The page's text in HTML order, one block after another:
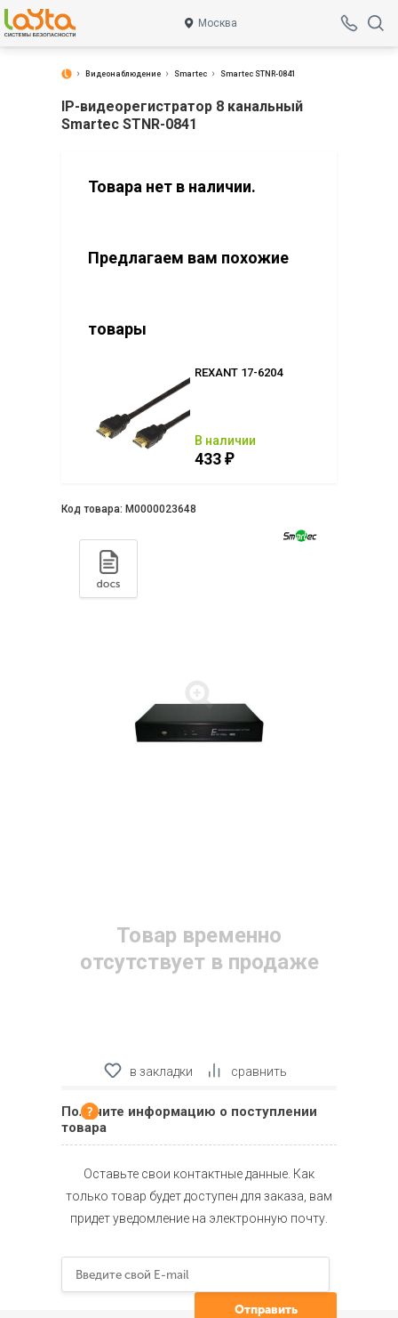
Москва
Видеонаблюдение Smartec Smartec STNR-0841
IP-видеорегистратор 8 канальный
Smartec STNR-0841
Товара нет в наличии.
Предлагаем вам похожие
товары
REXANT 17-6204
433 ₽
В наличии
Код товара: М0000023648
Товар временно
отсутствует в продаже
в закладки сравнить
Получите информацию о поступлении
товара
Оставьте свои контактные данные. Как
только товар будет доступен для заказа, вам
придет уведомление на электронную почту.